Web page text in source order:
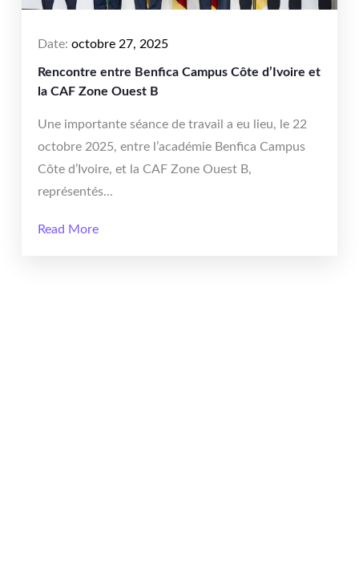
Date: octobre 27, 2025
Rencontre entre Benfica Campus Côte d’Ivoire et
la CAF Zone Ouest B
Une importante séance de travail a eu lieu, le 22
octobre 2025, entre l’académie Benfica Campus
Côte d’Ivoire, et la CAF Zone Ouest B,
représentés...
Read More